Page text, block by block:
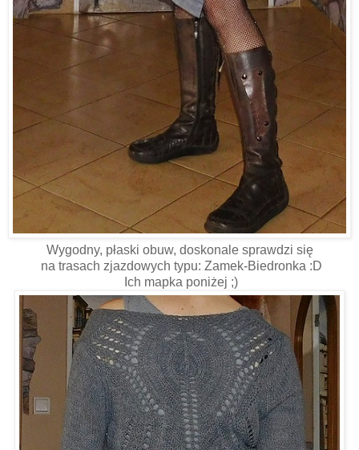
Wygodny, płaski obuw, doskonale sprawdzi się
na trasach zjazdowych typu: Zamek-Biedronka :D
Ich mapka poniżej ;)